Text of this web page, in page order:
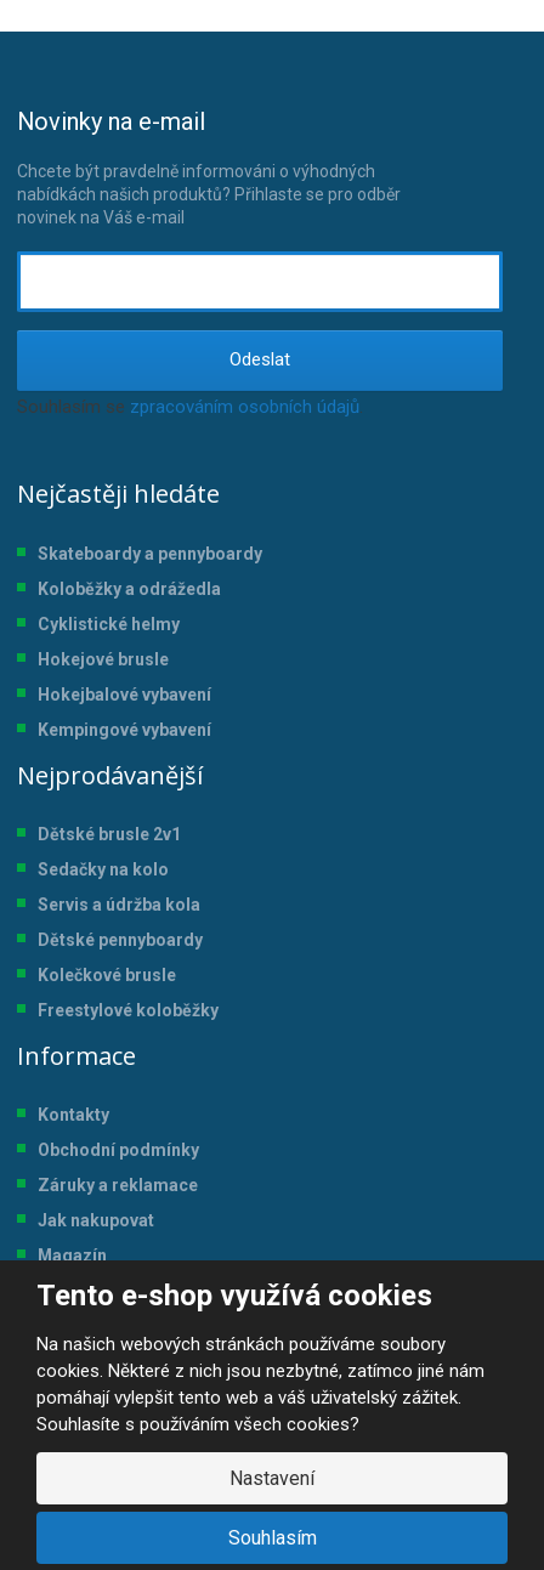
Tento e-shop využívá cookies
Na našich webových stránkách používáme soubory
cookies. Některé z nich jsou nezbytné, zatímco jiné nám
pomáhají vylepšit tento web a váš uživatelský zážitek.
Souhlasíte s používáním všech cookies?
Nastavení
Souhlasím
Novinky na e-mail
Chcete být pravdelně informováni o výhodných
nabídkách našich produktů? Přihlaste se pro odběr
novinek na Váš e-mail
Odeslat
Souhlasím se zpracováním osobních údajů.
Nejčastěji hledáte
Skateboardy a pennyboardy
Koloběžky a odrážedla
Cyklistické helmy
Hokejové brusle
Hokejbalové vybavení
Kempingové vybavení
Nejprodávanější
Dětské brusle 2v1
Sedačky na kolo
Servis a údržba kola
Dětské pennyboardy
Kolečkové brusle
Freestylové koloběžky
Informace
Kontakty
Obchodní podmínky
Záruky a reklamace
Jak nakupovat
Magazín
Tabulka velikostí
© 2026, JP-SPORT.CZ SPORTOVNÍ POTŘEBY
Prohlášení o přístupnosti |Mapa stránek ||GDPR
VYROBILA
R